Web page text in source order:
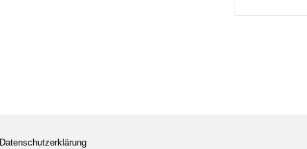
Datenschutzerklärung